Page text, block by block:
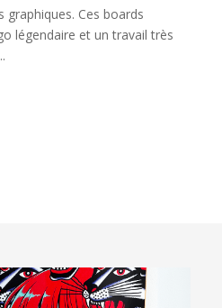
graphiques. Ces boards
légendaire et un travail très